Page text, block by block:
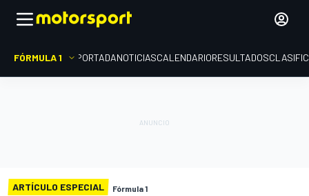
FÓRMULA 1 PORTADANOTICIASCALENDARIORESULTADOS
ARTÍCULO ESPECIAL Fórmula 1